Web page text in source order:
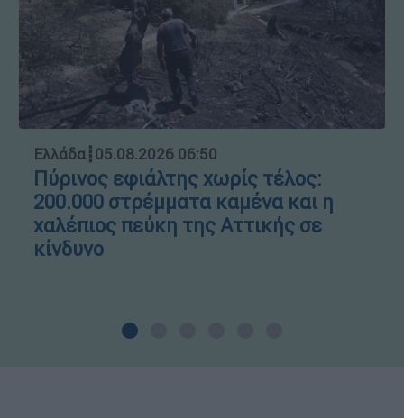
Ελλάδα┋05.08.2026 06:50
Πύρινος εφιάλτης χωρίς τέλος:
200.000 στρέμματα καμένα και η
χαλέπιος πεύκη της Αττικής σε
κίνδυνο